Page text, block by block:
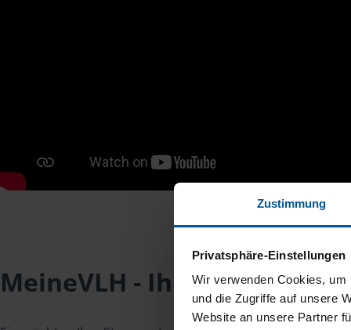
Zustimmung
Privatsphäre-Einstellungen
Wir verwenden Cookies,
und die Zugriffe auf unsere
Website an unsere Partner
MeineVLH - Ihr